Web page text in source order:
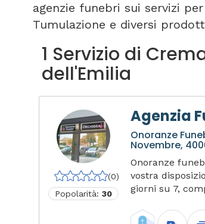
agenzie funebri sui servizi
Tumulazione e diversi
1 Servizio di
dell'Emilia
(0)
Popolarità: 30
Agenzia
Onoranze
Novembre,
Onoranze
vostra
giorni su 7,